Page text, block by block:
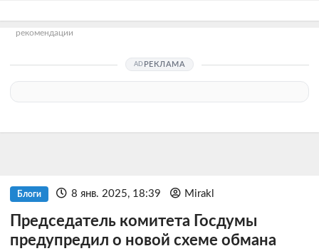
рекомендации
РЕКЛАМА
Блоги 8 янв. 2025, 18:39 Mirakl
Председатель комитета Госдумы
предупредил о новой схеме обмана